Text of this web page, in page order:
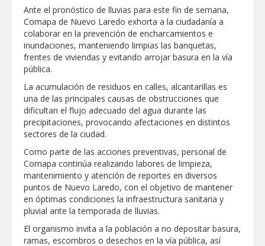
GOBIERNO MUNICIPAL ACERCA
SERVICIOS Y APOYOS A FAMILIAS CON
“PRESIDENCIA CERQUITA DE TI”
Impulsa STPS ferias del empleo para
Felicitó Carlos Peña Ortiz a más de 390
egresados de la Universidad Tecnológica
de Tamaulipas Norte
GOBIERNO DE CARMEN LILIA
CANTUROSAS INVIERTE EN
INFRAESTRUCTURA HÍDRICA PARA
GARANTIZAR UN MEJOR SERVICIO DE
AGUA POTABLE
Facilita DIF Tamaulipas trámite de
credencial y placas de circulación para
personas con discapacidad
CARMEN LILIA CANTUROSAS
Ante el pronóstico de lluvias para este fin de semana,
Comapa de Nuevo Laredo exhorta a la ciudadanía a
colaborar en la prevención de encharcamientos e
inundaciones, manteniendo limpias las banquetas,
frentes de viviendas y evitando arrojar basura en la vía
pública.
La acumulación de residuos en calles, alcantarillas es
una de las principales causas de obstrucciones que
dificultan el flujo adecuado del agua durante las
precipitaciones, provocando afectaciones en distintos
sectores de la ciudad.
Como parte de las acciones preventivas, personal de
Comapa continúa realizando labores de limpieza,
mantenimiento y atención de reportes en diversos
puntos de Nuevo Laredo, con el objetivo de mantener
en óptimas condiciones la infraestructura sanitaria y
pluvial ante la temporada de lluvias.
El organismo invita a la población a no depositar basura,
ramas, escombros o desechos en la vía pública, así